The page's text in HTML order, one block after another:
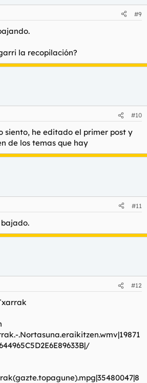
#9
la recopilación?
#10
siento, he editado el primer post y
de los temas que hay
#11
#12
.Nortasuna.eraikitzen.wmv|19871